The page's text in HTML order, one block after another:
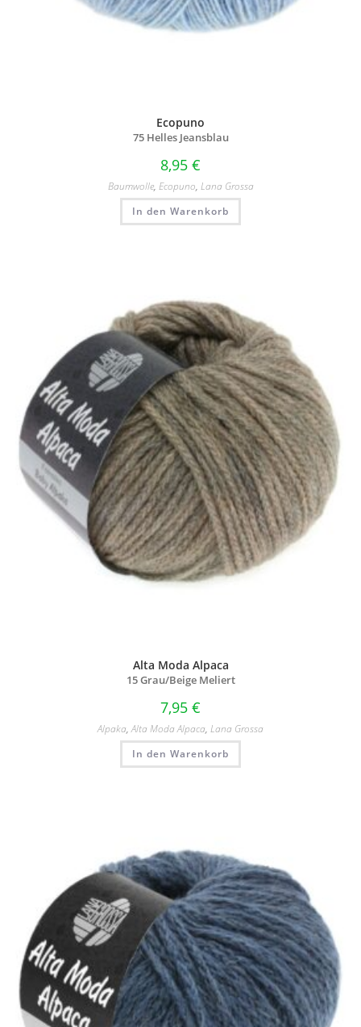
Ecopuno
75 Helles Jeansblau
8,95 €
Baumwolle, Ecopuno, Lana Grossa
In den Warenkorb
Alta Moda Alpaca
15 Grau/Beige Meliert
7,95 €
Alpaka,Alta Moda Alpaca, Lana Grossa
In den Warenkorb